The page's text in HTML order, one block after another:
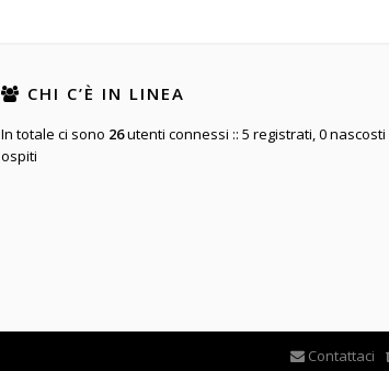
CHI C’È IN LINEA
In totale ci sono 26utenti connessi :: 5 registrati, 0 nascosti
ospiti
Contattaci